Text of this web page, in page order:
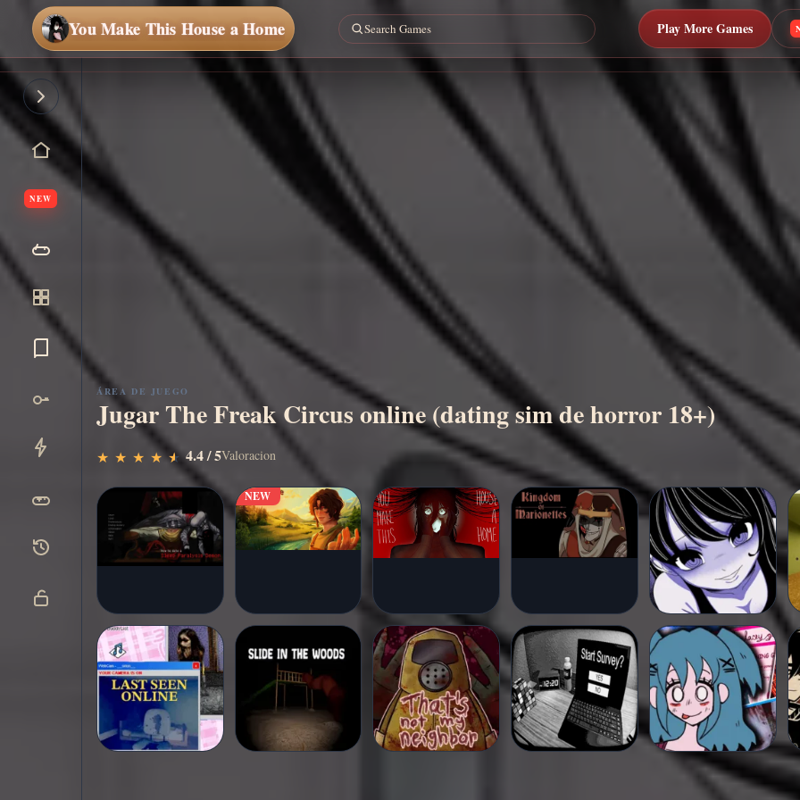
You Make This House a Home Play More Games
NEW
Jugar
ahora
ÁREA DE JUEGO
Jugar The Freak Circus online (dating sim de horror 18+)
★
★ ★
★ ★
★ ★
★ ★
★ 4.4 / 5Valoracion
NEW